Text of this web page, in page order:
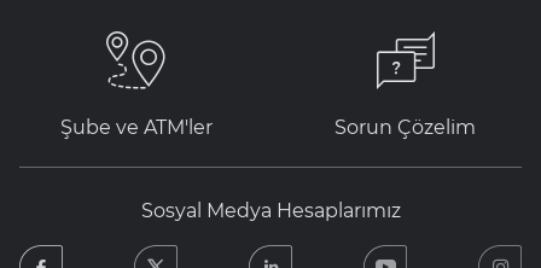
Şube ve ATM'ler Sorun Çözelim
Sosyal Medya Hesaplarımız
facebook